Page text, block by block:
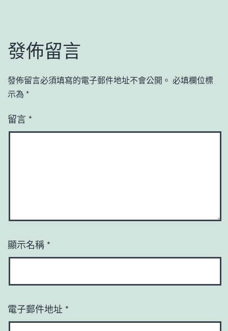
發佈留言
發佈留言必須填寫的電子郵件地址不會公開。 必填欄位標
示為 *
留言 *
顯示名稱 *
電子郵件地址 *